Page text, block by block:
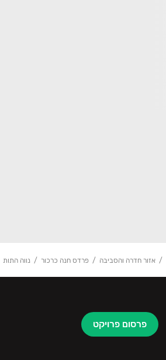
אזור חדרה והסביבה פרדס חנה כרכור נווה התות
פרסום פרויקט